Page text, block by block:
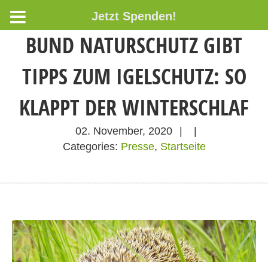
BUND NATURSCHUTZ GIBT
TIPPS ZUM IGELSCHUTZ: SO
KLAPPT DER WINTERSCHLAF
02. November, 2020
Categories: Presse, Startseite
Jetzt Spenden!